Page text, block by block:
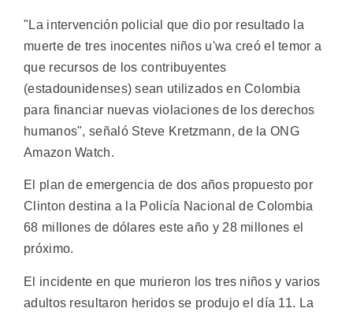
"La intervención policial que dio por resultado la
muerte de tres inocentes niños u'wa creó el temor a
que recursos de los contribuyentes
(estadounidenses) sean utilizados en Colombia
para financiar nuevas violaciones de los derechos
humanos", señaló Steve Kretzmann, de la ONG
Amazon Watch.
El plan de emergencia de dos años propuesto por
Clinton destina a la Policía Nacional de Colombia
68 millones de dólares este año y 28 millones el
próximo.
El incidente en que murieron los tres niños y varios
adultos resultaron heridos se produjo el día 11. La